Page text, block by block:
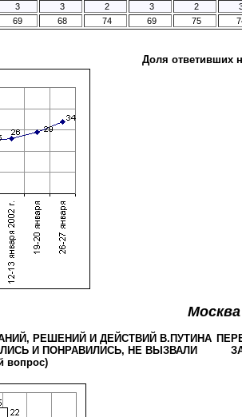
3 3 2 3 2
69 68 74 69 75
Доля ответивших
Москва
РЕШЕНИЙ И ДЕЙСТВИЙ В.ПУТИНА
И ПОНРАВИЛИСЬ, НЕ ВЫЗВАЛИ
вопрос)